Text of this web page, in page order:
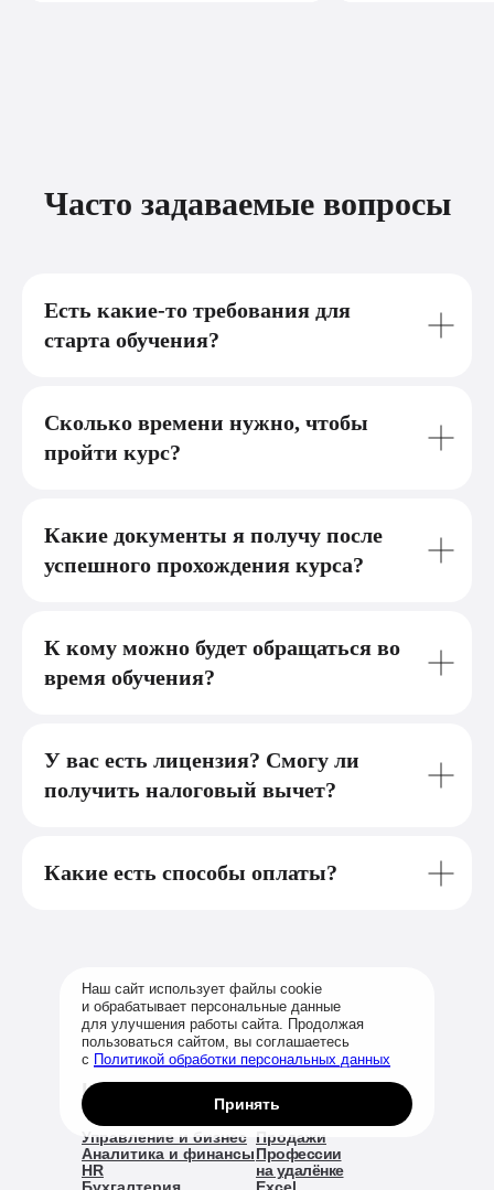
Часто задаваемые вопросы
Есть какие-то требования для
старта обучения?
Сколько времени нужно, чтобы
пройти курс?
Какие документы я получу после
успешного прохождения курса?
К кому можно будет обращаться во
время обучения?
У вас есть лицензия? Смогу ли
получить налоговый вычет?
Какие есть способы оплаты?
Направления обучения
Управление и бизнес
Аналитика и финансы
HR
Продажи
Профессии
на удалёнке
Принять
Наш сайт использует файлы cookie
и обрабатывает персональные данные
для улучшения работы сайта. Продолжая
пользоваться сайтом, вы соглашаетесь
с Политикой обработки персональных данных